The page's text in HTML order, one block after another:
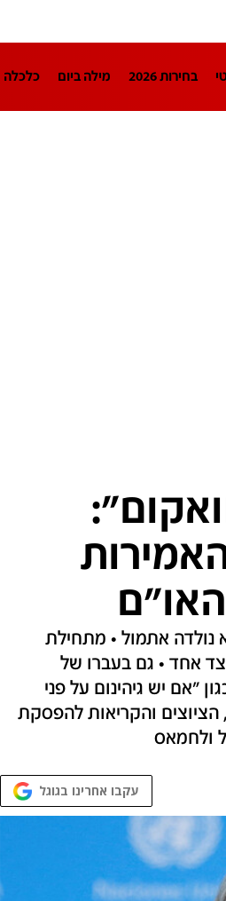
בחירות 2026 מילה ביום כלכלה
נולדה אתמול • מתחילת
אחד • גם בעברו של
"אם יש גיהינום על פני
והקריאות להפסקת
ולחמאס
עקבו אחרינו בגוגל